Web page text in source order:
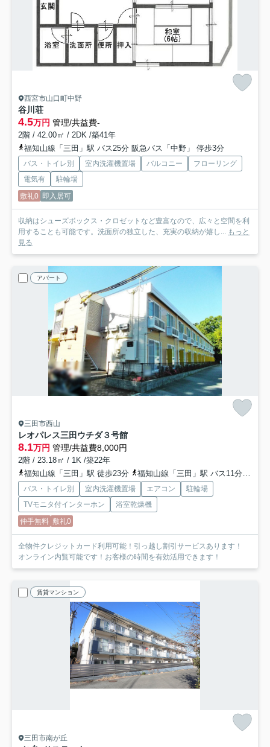
西宮市山口町中野
谷川荘
4.5万円 管理/共益費-
2階 / 42.00㎡ / 2DK /築41年
福知山線「三田」駅 バス25分 阪急バス「中野」 停歩3分
バス・トイレ別 室内洗濯機置場 バルコニー
フローリング
電気有
駐輪場
敷礼0 即入居可
収納はシューズボックス・クロゼットなど豊富なので、広々と空間を利
用することも可能です。洗面所の独立した、充実の収納が嬉し... もっと
見る
アパート
三田市西山
レオパレス三田ウチダ３号館
8.1万円 管理/共益費8,000円
2階 / 23.18㎡ / 1K /築22年
福知山線「三田」駅 徒歩23分
福知山線「三田」駅 バス11分 「三田幼稚園前」 停歩4分
バス・トイレ別 室内洗濯機置場 エアコン
駐輪場
TVモニタ付インターホン
浴室乾燥機
仲手無料 敷礼0
全物件クレジットカード利用可能！引っ越し割引サービスあります！
オンライン内覧可能です！お客様の時間を有効活用できます！
賃貸マンション
三田市南が丘